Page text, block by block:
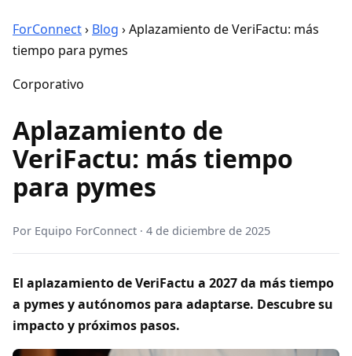
ForConnect› Blog ›Aplazamiento de VeriFactu: más
tiempo para pymes
Corporativo
Aplazamiento de
VeriFactu: más tiempo
para pymes
Por Equipo ForConnect · 4 de diciembre de 2025
El aplazamiento de VeriFactu a 2027 da más tiempo
a pymes y autónomos para adaptarse. Descubre su
impacto y próximos pasos.